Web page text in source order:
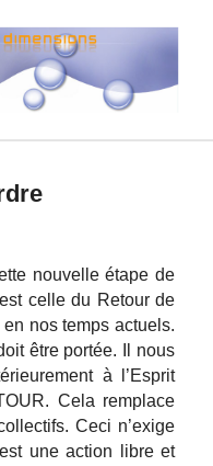
nouvelle étape de
celle du Retour de
en nos temps actuels.
être portée.
Il nous
à l’Esprit
Cela remplace
Ceci n’exige
une action libre et